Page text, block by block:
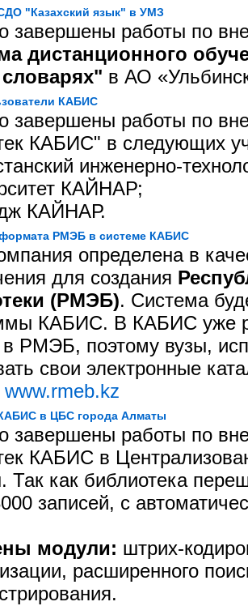
"Казахский язык" в УМЗ
завершены работы по
дистанционного
в АО
КАБИС
завершены работы по
КАБИС" в следующих
инженерно-
КАЙНАР;
КАЙНАР.
РМЭБ в системе КАБИС
определена в
для создания
(РМЭБ). Система
КАБИС. В КАБИС уже
РМЭБ, поэтому вузы,
свои электронные
www.rmeb.kz
в ЦБС города Алматы
завершены работы по
КАБИС в
Так как библиотека
записей, с
модули: штрих-
расширенного